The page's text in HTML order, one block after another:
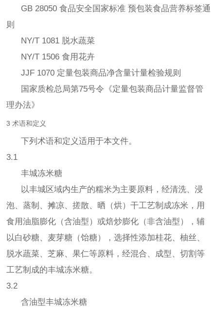
GB 28050 食品安全国家标准 预包装食品营养标签通
则
NY/T 1081 脱水蔬菜
NY/T 1506 食用花卉
JJF 1070 定量包装商品净含量计量检验规则
国家质检总局第75号令《定量包装商品计量监督管
理办法》
3 术语和定义
下列术语和定义适用于本文件。
3.1
丰城冻米糖
以丰城区域内生产的糯米为主要原料，经清洗、浸
泡、蒸制、摊凉、搓散、晒（烘）干工艺制成冻米，用
食用油脂膨化（含油型）或焙炒膨化（非含油型），辅
以白砂糖、麦芽糖（饴糖），选择性添加桂花、柚丝、
脱水蔬菜、芝麻、果仁等原料，经混合、成型、切割等
工艺制成的丰城冻米糖。
3.2
含油型丰城冻米糖